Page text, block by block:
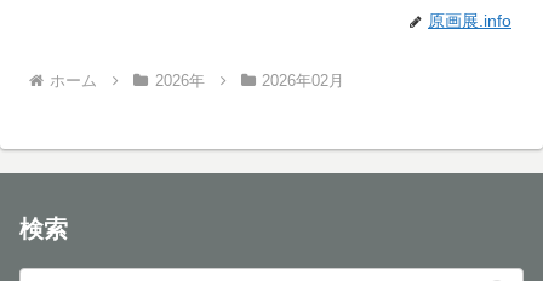
原画展.info
ホーム 2026年 2026年02月
検索